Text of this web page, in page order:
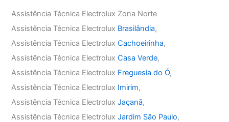
Assistência Técnica Electrolux Zona Norte
Assistência Técnica Electrolux Brasilândia,
Assistência Técnica ElectroluxCachoeirinha,
Assistência Técnica ElectroluxCasa Verde,
Assistência Técnica Electrolux Freguesia do Ó,
Assistência Técnica Electrolux Imirim,
Assistência Técnica ElectroluxJaçanã,
Assistência Técnica ElectroluxJardim São Paulo,